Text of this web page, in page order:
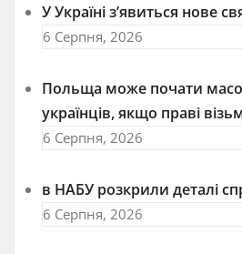
У Україні з’явиться нове
6 Серпня, 2026
Польща може почати
українців, якщо праві
6 Серпня, 2026
в НАБУ розкрили деталі
6 Серпня, 2026